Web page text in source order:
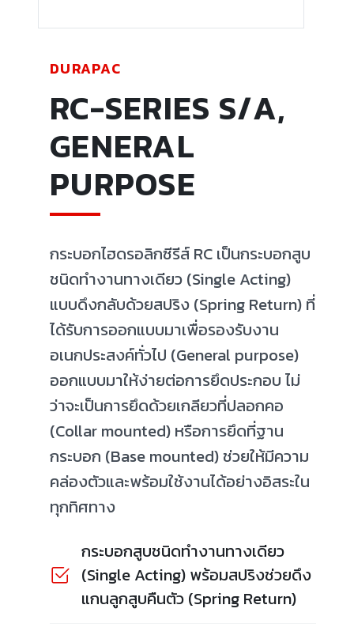
DURAPAC
RC-SERIES S/A,
GENERAL
PURPOSE
กระบอกไฮดรอลิกซีรีส์ RC เป็นกระบอกสูบ
ชนิดทำงานทางเดียว (Single Acting)
แบบดึงกลับด้วยสปริง (Spring Return) ที่
ได้รับการออกแบบมาเพื่อรองรับงาน
อเนกประสงค์ทั่วไป (General purpose)
ออกแบบมาให้ง่ายต่อการยึดประกอบ ไม่
ว่าจะเป็นการยึดด้วยเกลียวที่ปลอกคอ
(Collar mounted) หรือการยึดที่ฐาน
กระบอก (Base mounted) ช่วยให้มีความ
คล่องตัวและพร้อมใช้งานได้อย่างอิสระใน
ทุกทิศทาง
กระบอกสูบชนิดทำงานทางเดียว
(Single Acting) พร้อมสปริงช่วยดึง
แกนลูกสูบคืนตัว (Spring Return)